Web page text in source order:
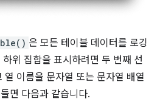
은 모든 테이블 데이터를 로깅
위 집합을 표시하려면 두 번째 선
열 이름을 문자열 또는 문자열 배열
면 다음과 같습니다.